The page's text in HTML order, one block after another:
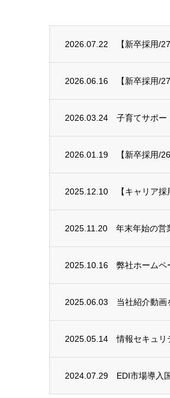
2026.07.22 【新卒採用/
2026.06.16 【新卒採用/
2026.03.24 子育てサポー
2026.01.19 【新卒採用/
2025.12.10 【キャリア
2025.11.20 年末年始の営
2025.10.16 弊社ホームペ
2025.06.03 当社紹介動画
2025.05.14 情報セキュリ
2024.07.29 EDI市場導入